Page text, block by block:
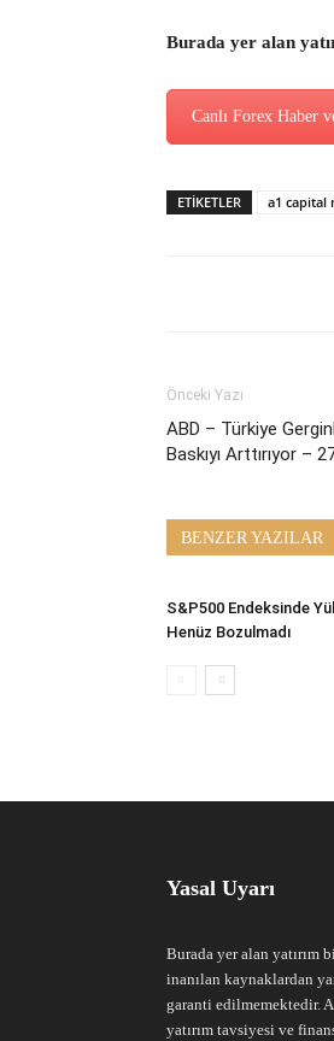
Burada yer alan
Canlı Forex Haber
ETİKETLER a1 capital
Önceki Yazı
ABD – Türkiye
Baskıyı Arttırıyor –
BENZER YAZILAR
S&P500 Endeksinde
Henüz Bozulmadı
Yasal Uyarı
Burada yer alan yatırım
inanılan kaynaklardan
garanti edilmemektedir.
yatırım tavsiyesi ve